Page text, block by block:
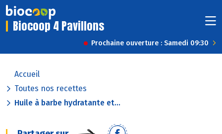
Biocoop 4 Pavillons
Prochaine ouverture : Samedi 09:30
Accueil
Toutes nos recettes
Huile à barbe hydratante et...